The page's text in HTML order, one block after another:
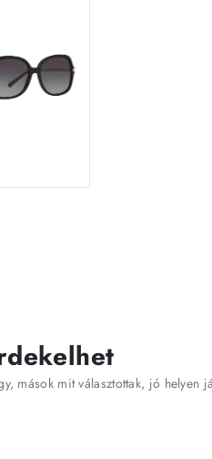
mások mit választottak, jó helyen